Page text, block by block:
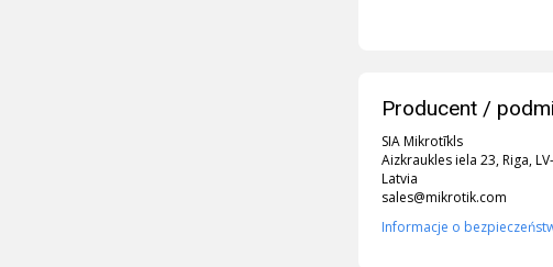
Producent /
SIA Mikrotīkls
Aizkraukles iela 23, Riga,
Latvia
sales@mikrotik.com
Informacje o